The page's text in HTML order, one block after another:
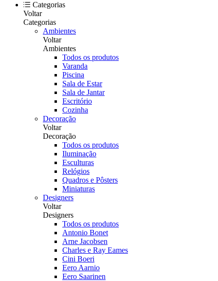
Categorias
Voltar
Categorias
Ambientes
Voltar
Ambientes
Todos os produtos
Varanda
Piscina
Sala de Estar
Sala de Jantar
Escritório
Cozinha
Decoração
Voltar
Decoração
Todos os produtos
Iluminação
Esculturas
Relógios
Quadros e Pôsters
Miniaturas
Designers
Voltar
Designers
Todos os produtos
Antonio Bonet
Arne Jacobsen
Charles e Ray Eames
Cini Boeri
Eero Aarnio
Eero Saarinen